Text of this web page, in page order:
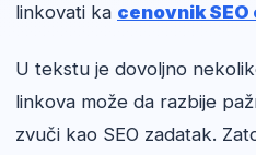
linkovati ka cenovnik
U tekstu je dovoljno
linkova može da razbije
zvuči kao SEO zadatak.